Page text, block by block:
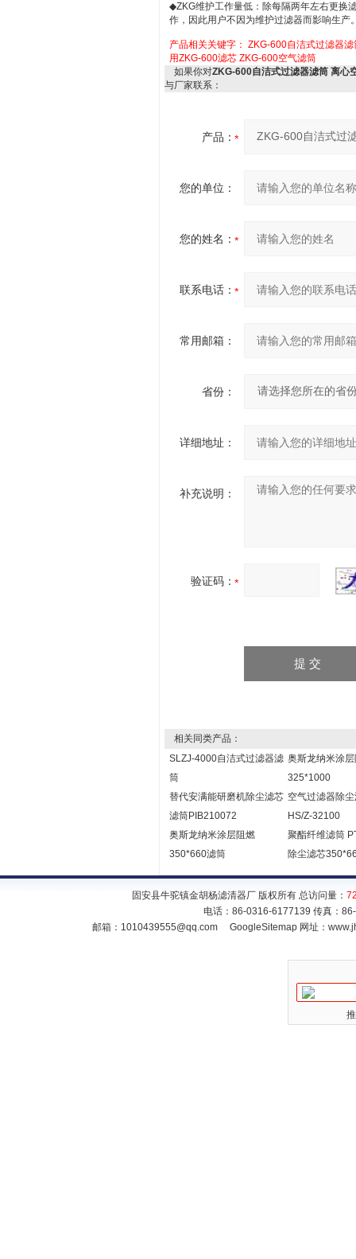
◆ZKG维护工作量低：除每隔两年左右更换
作，因此用户不因为维护过滤器而影响生产
产品相关关键字： ZKG-600自洁式过滤器滤
用ZKG-600滤芯 ZKG-600空气滤筒
如果你对ZKG-600自洁式过滤器滤筒 离心
与厂家联系：
产品：
您的单位：
您的姓名：
联系电话：
常用邮箱：
省份：
详细地址：
补充说明：
验证码：
相关同类产品：
SLZJ-4000自洁式过滤器滤
筒
奥斯龙纳米涂
325*1000
替代安满能研磨机除尘滤芯
滤筒PIB210072
空气过滤器除
HS/Z-32100
奥斯龙纳米涂层阻燃
350*660滤筒
聚酯纤维滤筒
除尘滤芯
固安县牛驼镇金胡杨滤清器厂 版权所有 总访问量：
电话：86-0316-6177139 传真：
邮箱： 1010439555@qq.com GoogleSitemap网址：